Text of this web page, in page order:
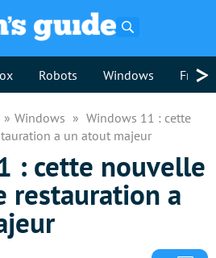
Robots Windows >
Windows
Windows 11 : cette
a un atout majeur
: cette nouvelle
restauration a